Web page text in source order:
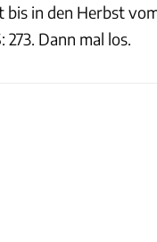
bis in den Herbst
273. Dann mal los.